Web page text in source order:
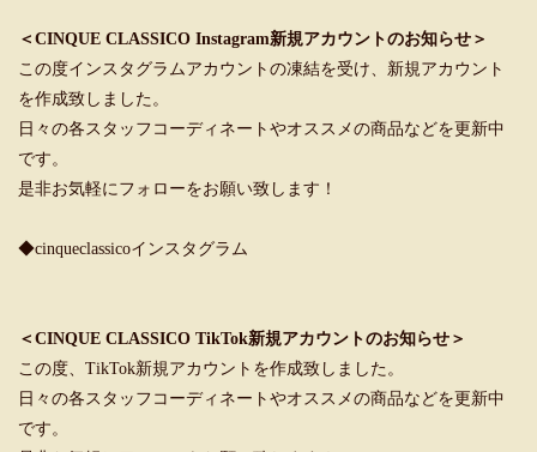
＜CINQUE CLASSICO Instagram新規アカウントのお知らせ＞
この度インスタグラムアカウントの凍結を受け、新規アカウント
を作成致しました。
日々の各スタッフコーディネートやオススメの商品などを更新中
です。
是非お気軽にフォローをお願い致します！
◆cinqueclassicoインスタグラム
＜CINQUE CLASSICO TikTok新規アカウントのお知らせ＞
この度、TikTok新規アカウントを作成致しました。
日々の各スタッフコーディネートやオススメの商品などを更新中
です。